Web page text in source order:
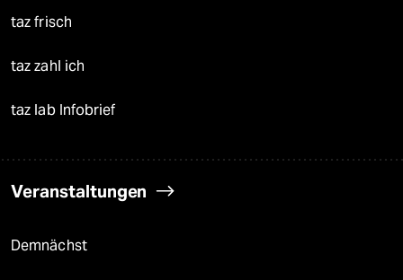
taz frisch
taz zahl ich
taz lab Infobrief
Veranstaltungen
Demnächst